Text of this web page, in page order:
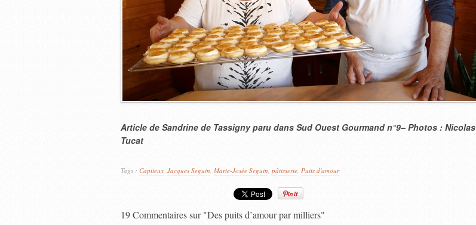
Article de Sandrine de Tassigny paru dans Sud Ouest Gourmand n°9– Photos : Nicolas
Tucat
Tags : Captieux, Jacques Seguin, Marie-Josée Seguin, pâtisserie, Puits d'amour
19 Commentaires sur "Des puits d’amour par milliers"